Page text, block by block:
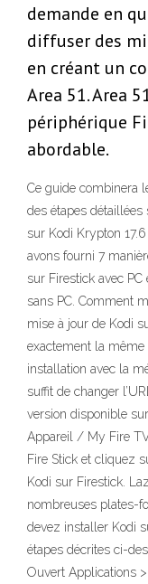
demande en
diffuser des
en créant un
Area 51. Area
périphérique
abordable.
Ce guide combinera
des étapes détaillées
sur Kodi Krypton
avons fourni 7
sur Firestick avec
sans PC. Comment
mise à jour de Kodi
exactement la même
installation avec la
suffit de changer
version disponible
Appareil / My Fire
Fire Stick et cliquez
Kodi sur Firestick.
nombreuses plates-
devez installer Kodi
étapes décrites ci-
Ouvert Applications